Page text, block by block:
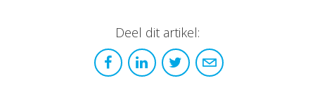
Deel dit artikel: